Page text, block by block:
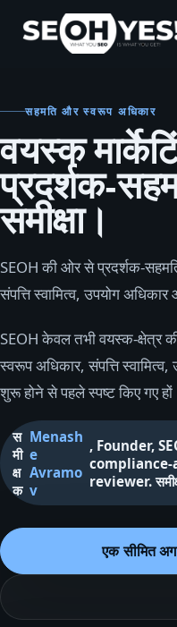
SEOH
सहमति और स्वरूप अधिकार
वयस्क
प्रदर्शक-
समीक्षा।
SEOH की ओर से प्रदर्शक-
संपत्ति स्वामित्व, उपयोग
SEOH केवल तभी वयस्क-क्षेत्र
स्वरूप अधिकार, संपत्ति
शुरू होने से पहले स्पष्ट किए गए
स
मी
क्ष
क
Menash
e
Avramo
v
, Founder,
reviewer.
एक सीमित